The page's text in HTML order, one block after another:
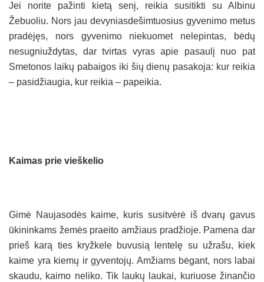
Jei norite pažinti kietą senį, reikia susitikti su Albinu
Žebuoliu. Nors jau devyniasdešimtuosius gyvenimo metus
pradėjęs, nors gyvenimo niekuomet nelepintas, bėdų
nesugniuždytas, dar tvirtas vyras apie pasaulį nuo pat
Smetonos laikų pabaigos iki šių dienų pasakoja: kur reikia
– pasidžiaugia, kur reikia – papeikia.
Kaimas prie vieškelio
Gimė Naujasodės kaime, kuris susitvėrė iš dvarų gavus
ūkininkams žemės praeito amžiaus pradžioje. Pamena dar
prieš karą ties kryžkele buvusią lentelę su užrašu, kiek
kaime yra kiemų ir gyventojų. Amžiams bėgant, nors labai
skaudu, kaimo neliko. Tik laukų laukai, kuriuose žinančio